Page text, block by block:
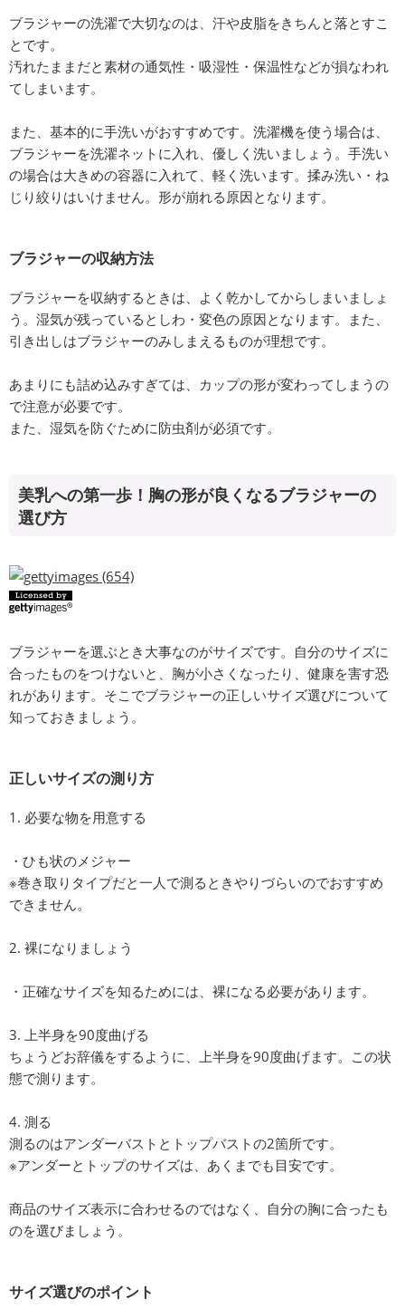
ブラジャーの洗濯で大切なのは、汗や皮脂をきちんと落とすこ
とです。
汚れたままだと素材の通気性・吸湿性・保温性などが損なわれ
てしまいます。
また、基本的に手洗いがおすすめです。洗濯機を使う場合は、
ブラジャーを洗濯ネットに入れ、優しく洗いましょう。手洗い
の場合は大きめの容器に入れて、軽く洗います。揉み洗い・ね
じり絞りはいけません。形が崩れる原因となります。
ブラジャーの収納方法
ブラジャーを収納するときは、よく乾かしてからしまいましょ
う。湿気が残っているとしわ・変色の原因となります。また、
引き出しはブラジャーのみしまえるものが理想です。
あまりにも詰め込みすぎては、カップの形が変わってしまうの
で注意が必要です。
また、湿気を防ぐために防虫剤が必須です。
美乳への第一歩！胸の形が良くなるブラジャーの
選び方
ブラジャーを選ぶとき大事なのがサイズです。自分のサイズに
合ったものをつけないと、胸が小さくなったり、健康を害す恐
れがあります。そこでブラジャーの正しいサイズ選びについて
知っておきましょう。
正しいサイズの測り方
1. 必要な物を用意する
・ひも状のメジャー
※巻き取りタイプだと一人で測るときやりづらいのでおすすめ
できません。
2. 裸になりましょう
・正確なサイズを知るためには、裸になる必要があります。
3. 上半身を90度曲げる
ちょうどお辞儀をするように、上半身を90度曲げます。この状
態で測ります。
4. 測る
測るのはアンダーバストとトップバストの2箇所です。
※アンダーとトップのサイズは、あくまでも目安です。
商品のサイズ表示に合わせるのではなく、自分の胸に合ったも
のを選びましょう。
サイズ選びのポイント